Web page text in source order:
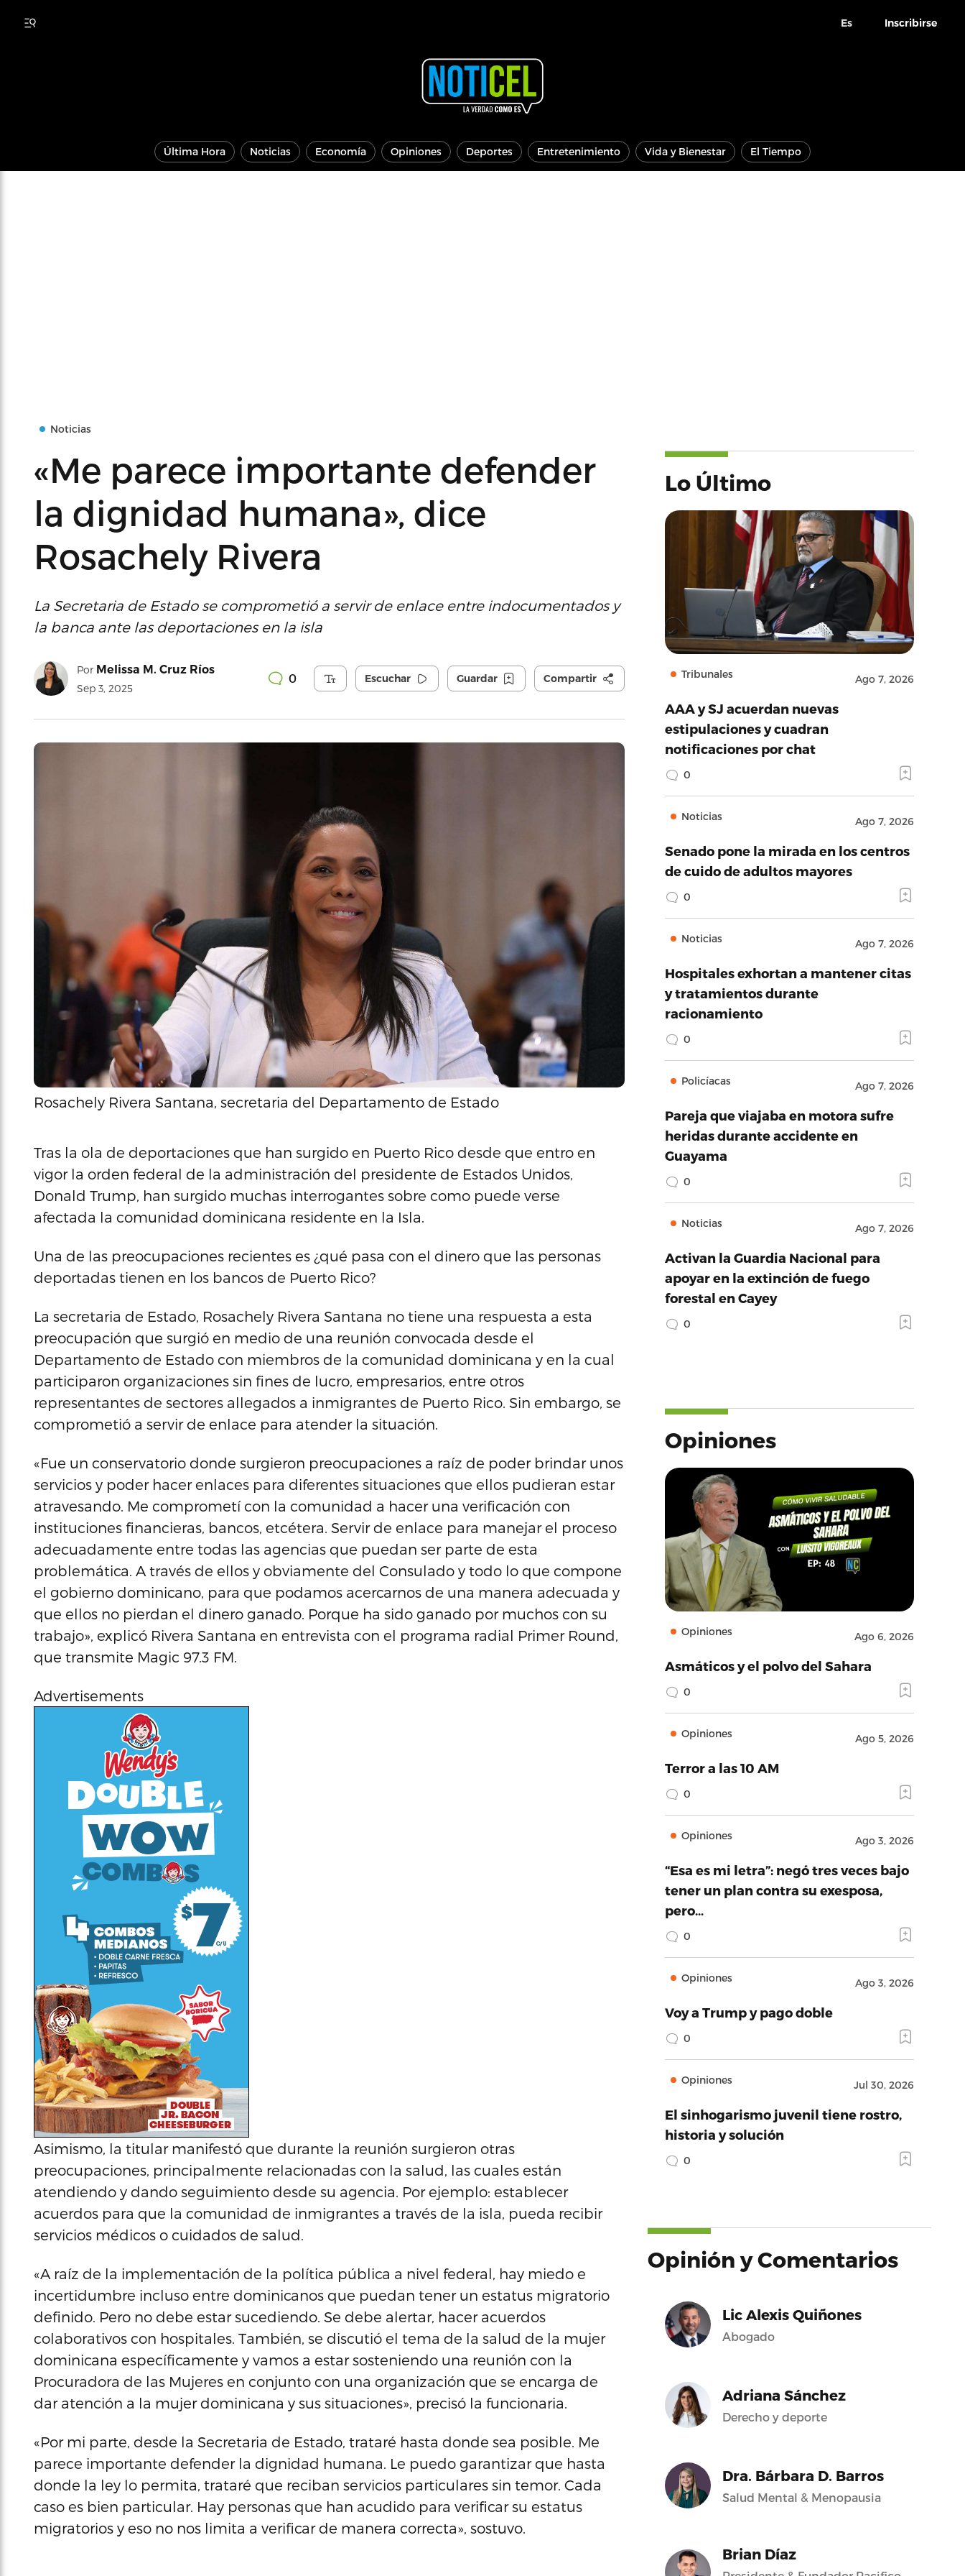
Es Inscribirse
Última Hora Noticias Economía Opiniones Deportes Entretenimiento Vida y Bienestar El Tiempo
Noticias
«Me parece importante defender
la dignidad humana», dice
Rosachely Rivera
La Secretaria de Estado se comprometió a servir de enlace entre indocumentados y
la banca ante las deportaciones en la isla
Por Melissa M. Cruz Ríos
Sep 3, 2025
0 Escuchar Guardar Compartir
Rosachely Rivera Santana, secretaria del Departamento de Estado
Tras la ola de deportaciones que han surgido en Puerto Rico desde que entro en
vigor la orden federal de la administración del presidente de Estados Unidos,
Donald Trump, han surgido muchas interrogantes sobre como puede verse
afectada la comunidad dominicana residente en la Isla.
Una de las preocupaciones recientes es ¿qué pasa con el dinero que las personas
deportadas tienen en los bancos de Puerto Rico?
La secretaria de Estado, Rosachely Rivera Santana no tiene una respuesta a esta
preocupación que surgió en medio de una reunión convocada desde el
Departamento de Estado con miembros de la comunidad dominicana y en la cual
participaron organizaciones sin fines de lucro, empresarios, entre otros
representantes de sectores allegados a inmigrantes de Puerto Rico. Sin embargo, se
comprometió a servir de enlace para atender la situación.
«Fue un conservatorio donde surgieron preocupaciones a raíz de poder brindar unos
servicios y poder hacer enlaces para diferentes situaciones que ellos pudieran estar
atravesando. Me comprometí con la comunidad a hacer una verificación con
instituciones financieras, bancos, etcétera. Servir de enlace para manejar el proceso
adecuadamente entre todas las agencias que puedan ser parte de esta
problemática. A través de ellos y obviamente del Consulado y todo lo que compone
el gobierno dominicano, para que podamos acercarnos de una manera adecuada y
que ellos no pierdan el dinero ganado. Porque ha sido ganado por muchos con su
trabajo», explicó Rivera Santana en entrevista con el programa radial Primer Round,
que transmite Magic 97.3 FM.
Advertisements
Asimismo, la titular manifestó que durante la reunión surgieron otras
preocupaciones, principalmente relacionadas con la salud, las cuales están
atendiendo y dando seguimiento desde su agencia. Por ejemplo: establecer
acuerdos para que la comunidad de inmigrantes a través de la isla, pueda recibir
servicios médicos o cuidados de salud.
«A raíz de la implementación de la política pública a nivel federal, hay miedo e
incertidumbre incluso entre dominicanos que puedan tener un estatus migratorio
definido. Pero no debe estar sucediendo. Se debe alertar, hacer acuerdos
colaborativos con hospitales. También, se discutió el tema de la salud de la mujer
dominicana específicamente y vamos a estar sosteniendo una reunión con la
Procuradora de las Mujeres en conjunto con una organización que se encarga de
dar atención a la mujer dominicana y sus situaciones», precisó la funcionaria.
«Por mi parte, desde la Secretaria de Estado, trataré hasta donde sea posible. Me
parece importante defender la dignidad humana. Le puedo garantizar que hasta
donde la ley lo permita, trataré que reciban servicios particulares sin temor. Cada
caso es bien particular. Hay personas que han acudido para verificar su estatus
migratorios y eso no nos limita a verificar de manera correcta», sostuvo.
Lo Último
Tribunales Ago 7, 2026
AAA y SJ acuerdan nuevas
estipulaciones y cuadran
notificaciones por chat
0
Noticias Ago 7, 2026
Senado pone la mirada en los centros
de cuido de adultos mayores
0
Noticias Ago 7, 2026
Hospitales exhortan a mantener citas
y tratamientos durante
racionamiento
0
Policíacas Ago 7, 2026
Pareja que viajaba en motora sufre
heridas durante accidente en
Guayama
0
Noticias Ago 7, 2026
Activan la Guardia Nacional para
apoyar en la extinción de fuego
forestal en Cayey
0
Opiniones
Opiniones Ago 6, 2026
Asmáticos y el polvo del Sahara
0
Opiniones Ago 5, 2026
Terror a las 10 AM
0
Opiniones Ago 3, 2026
“Esa es mi letra”: negó tres veces bajo
tener un plan contra su exesposa,
pero…
0
Opiniones Ago 3, 2026
Voy a Trump y pago doble
0
Opiniones Jul 30, 2026
El sinhogarismo juvenil tiene rostro,
historia y solución
0
Opinión y Comentarios
Lic Alexis Quiñones
Abogado
Adriana Sánchez
Derecho y deporte
Dra. Bárbara D. Barros
Salud Mental & Menopausia
Brian Díaz